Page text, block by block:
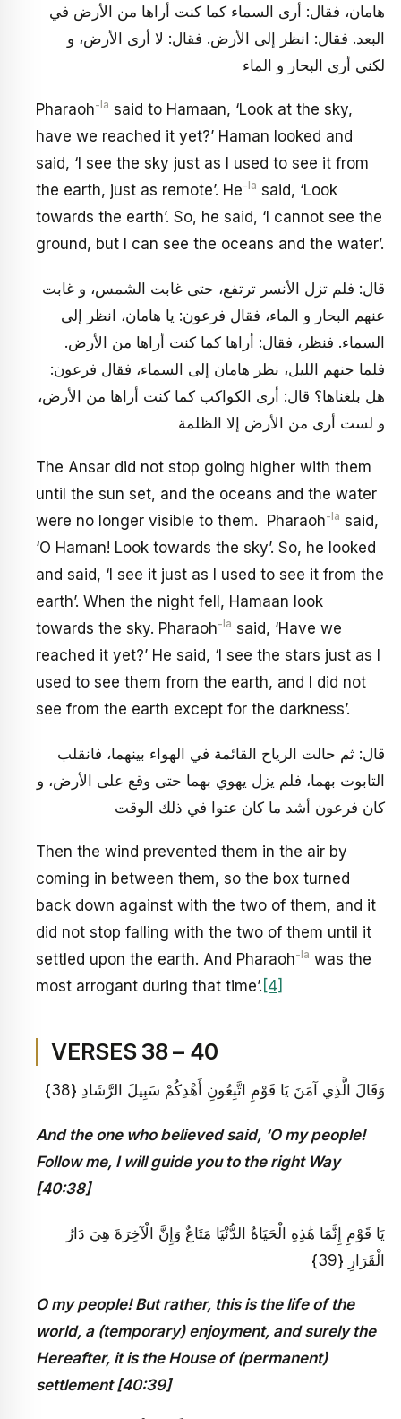
هامان، فقال: أرى السماء كما كنت أراها من الأرض في
البعد. فقال: انظر إلى الأرض. فقال: لا أرى الأرض، و
لكني أرى البحار و الماء
Pharaoh-la said to Hamaan, ‘Look at the sky,
have we reached it yet?’ Haman looked and
said, ‘I see the sky just as I used to see it from
the earth, just as remote’. He-la said, ‘Look
towards the earth’. So, he said, ‘I cannot see the
ground, but I can see the oceans and the water’.
قال: فلم تزل الأنسر ترتفع، حتى غابت الشمس، و غابت
عنهم البحار و الماء، فقال فرعون: يا هامان، انظر إلى
السماء. فنظر، فقال: أراها كما كنت أراها من الأرض.
فلما جنهم الليل، نظر هامان إلى السماء، فقال فرعون:
هل بلغناها؟ قال: أرى الكواكب كما كنت أراها من الأرض،
و لست أرى من الأرض إلا الظلمة
The Ansar did not stop going higher with them
until the sun set, and the oceans and the water
were no longer visible to them. Pharaoh-la said,
‘O Haman! Look towards the sky’. So, he looked
and said, ‘I see it just as I used to see it from the
earth’. When the night fell, Hamaan look
towards the sky. Pharaoh-la said, ‘Have we
reached it yet?’ He said, ‘I see the stars just as I
used to see them from the earth, and I did not
see from the earth except for the darkness’.
قال: ثم حالت الرياح القائمة في الهواء بينهما، فانقلب
التابوت بهما، فلم يزل يهوي بهما حتى وقع على الأرض، و
كان فرعون أشد ما كان عتوا في ذلك الوقت
Then the wind prevented them in the air by
coming in between them, so the box turned
back down against with the two of them, and it
did not stop falling with the two of them until it
settled upon the earth. And Pharaoh-la was the
most arrogant during that time’. [4]
VERSES 38 – 40
وَقَالَ الَّذِي آمَنَ يَا قَوْمِ اتَّبِعُونِ أَهْدِكُمْ سَبِيلَ الرَّشَادِ {38}
And the one who believed said, ‘O my people!
Follow me, I will guide you to the right Way
[40:38]
يَا قَوْمِ إِنَّمَا هَٰذِهِ الْحَيَاةُ الدُّنْيَا مَتَاعٌ وَإِنَّ الْآخِرَةَ هِيَ دَارُ
الْقَرَارِ {39}
O my people! But rather, this is the life of the
world, a (temporary) enjoyment, and surely the
Hereafter, it is the House of (permanent)
settlement [40:39]